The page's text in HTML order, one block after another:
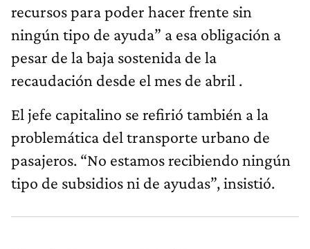
recursos para poder hacer frente sin
ningún tipo de ayuda” a esa obligación a
pesar de la baja sostenida de la
recaudación desde el mes de abril .
El jefe capitalino se refirió también a la
problemática del transporte urbano de
pasajeros. “No estamos recibiendo ningún
tipo de subsidios ni de ayudas”, insistió.